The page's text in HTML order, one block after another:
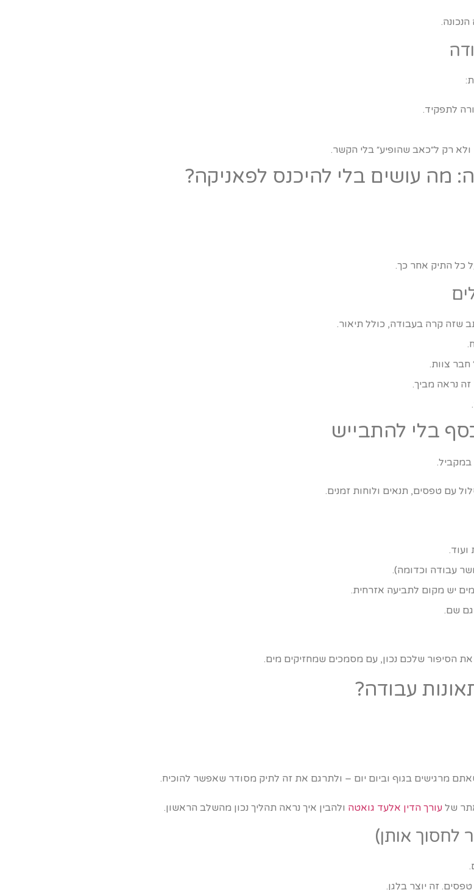
לתפקיד.
ולא רק ל״כאב שהופיע״ בלי הקשר.
מה עושים בלי להיכנס לפאניקה?
כל התיק אחר כך.
שזה קרה בעבודה, כולל תיאור.
חבר צוות.
נראה מביך.
בלי להתבייש
במקביל.
עם טפסים, תנאים ולוחות זמנים.
עבודה וכדומה).
יש מקום לתביעה אזרחית.
גם שם.
הסיפור שלכם נכון, עם מסמכים שמחזיקים מים.
עבודה?
מרגישים בגוף וביום יום – ולתרגם את זה לתיק מסודר שאפשר להוכיח.
של עורך הדין אלעד גואטה ולהבין איך נראה תהליך נכון מהשלב הראשון.
זה יוצר בלגן.